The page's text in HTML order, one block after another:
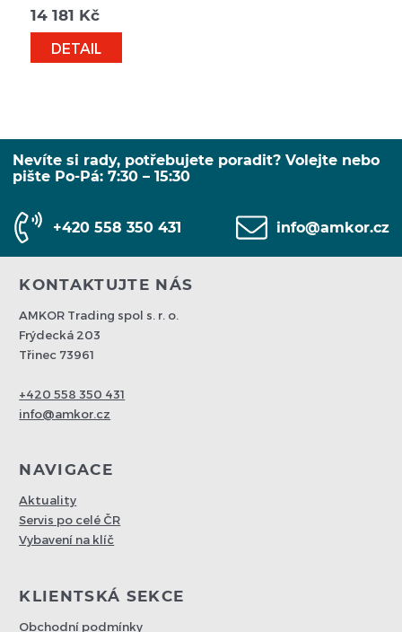
14 181 Kč
DETAIL
Nevíte si rady, potřebujete poradit? Volejte nebo
pište Po-Pá: 7:30 – 15:30
+420 558 350 431 info@amkor.cz
KONTAKTUJTE NÁS
AMKOR Trading spol s. r. o.
Frýdecká 203
Třinec 73961
+420 558 350 431
info@amkor.cz
NAVIGACE
Aktuality
Servis po celé ČR
Vybavení na klíč
KLIENTSKÁ SEKCE
Obchodní podmínky